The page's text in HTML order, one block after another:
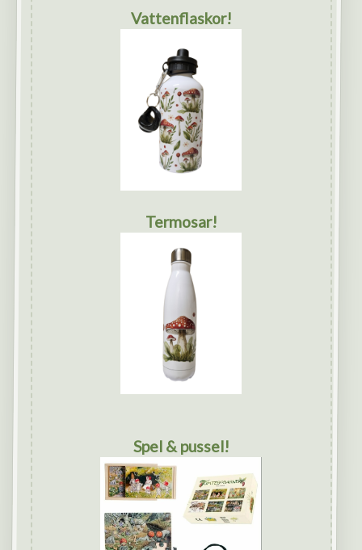
Vattenflaskor!
Termosar!
Spel & pussel!